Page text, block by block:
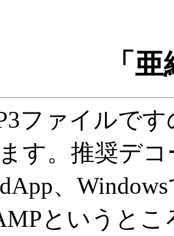
「
ファイルです
す。推奨デコ
、
というと